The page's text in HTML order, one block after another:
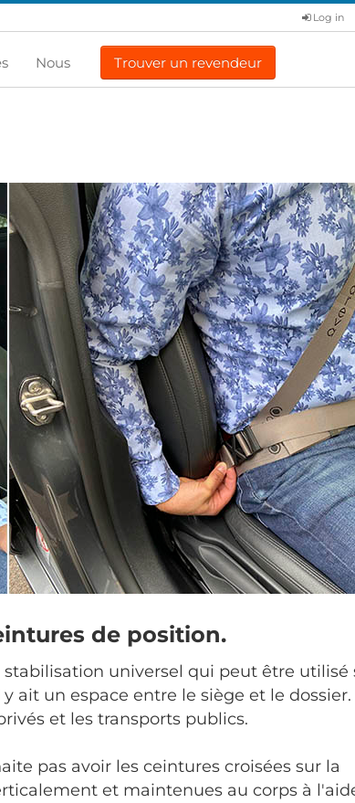
Log in
Nous Trouver un revendeur
de position.
universel qui peut être utilisé
ait un espace entre le siège et le dossier.
et les transports publics.
pas avoir les ceintures croisées sur la
et maintenues au corps à